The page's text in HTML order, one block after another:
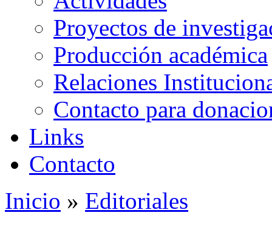
Proyectos de
Producción académica
Relaciones
Contacto para
Links
Contacto
Se encuentra usted aquí
Inicio » Editoriales